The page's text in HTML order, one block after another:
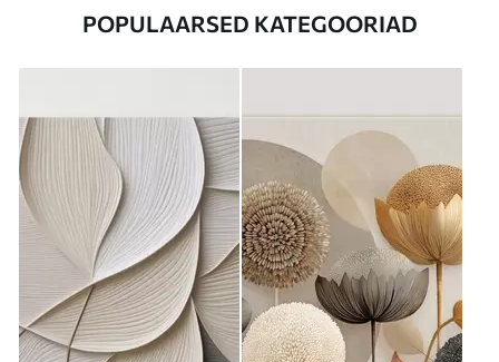
POPULAARSED KATEGOORIAD